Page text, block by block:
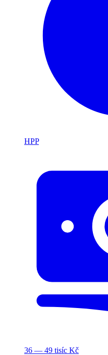
HPP
36 — 49 tisíc Kč